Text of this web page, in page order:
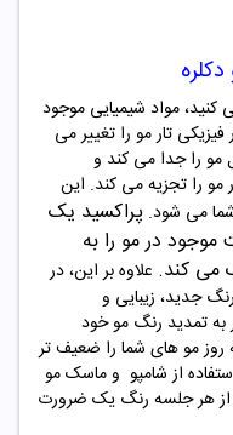
مواد شیمیایی موجود
تار مو را تغییر می
مو را جدا می کند و
مو را تجزیه می کند. این
می شود. پراکسید یک
موجود در مو را به
کند. علاوه بر این، در
جدید، زیبایی و
تمدید رنگ مو خود
مو های شما را ضعیف تر
از شامپو و ماسک مو
از هر جلسه رنگ یک ضرورت